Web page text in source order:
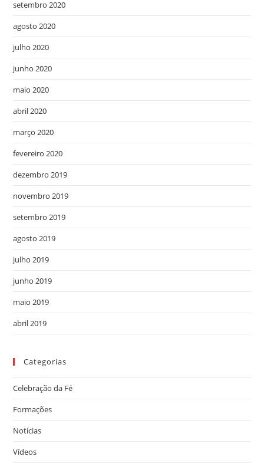
setembro 2020
agosto 2020
julho 2020
junho 2020
maio 2020
abril 2020
março 2020
fevereiro 2020
dezembro 2019
novembro 2019
setembro 2019
agosto 2019
julho 2019
junho 2019
maio 2019
abril 2019
Categorias
Celebração da Fé
Formações
Notícias
Vídeos